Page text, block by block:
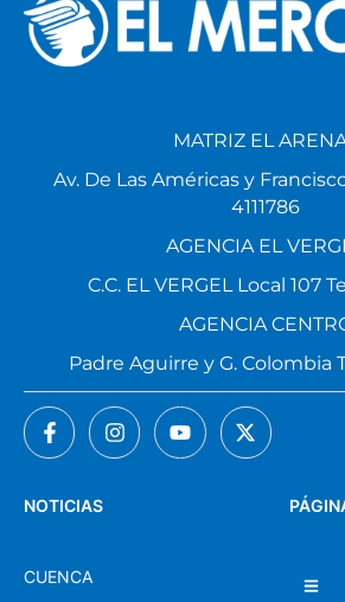
NOTICIAS
CUENCA
MATRIZ EL
Av. De Las Américas y
4111786
AGENCIA EL
C.C. EL VERGEL Local 107
AGENCIA
Padre Aguirre y G. Colombia